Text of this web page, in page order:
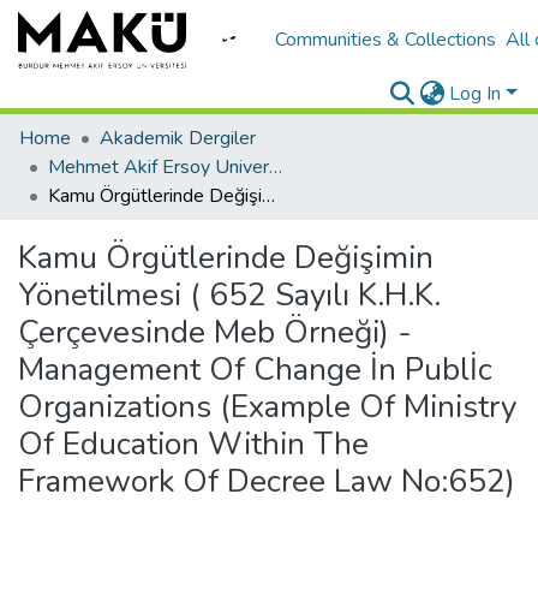
Communities & Collections All
Log In
Home
Akademik Dergiler
Mehmet Akif Ersoy University Journal of Social Sciences Institute
Kamu Örgütlerinde Değişimin Yönetilmesi ( 652 Sayılı K.H.K. Çerçevesinde Meb Örneği) - Management Of Change İn Publİc Organizations (Example Of Ministry Of Education Within The Framework Of Decree Law No:652)
Kamu Örgütlerinde Değişimin
Yönetilmesi ( 652 Sayılı K.H.K.
Çerçevesinde Meb Örneği) -
Management Of Change İn Publİc
Organizations (Example Of Ministry
Of Education Within The
Framework Of Decree Law No:652)